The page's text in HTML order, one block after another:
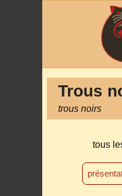
Trous
trous noirs
tous